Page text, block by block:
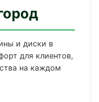
и диски в
для клиентов,
на каждом